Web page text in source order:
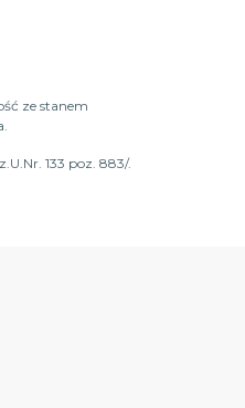
ze stanem
133 poz. 883/.